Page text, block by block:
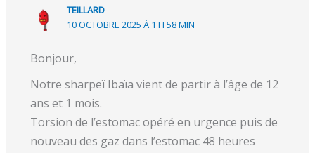
TEILLARD
10 OCTOBRE 2025 À 1 H 58 MIN
Bonjour,
Notre sharpeï Ibaïa vient de partir à l’âge de 12
ans et 1 mois.
Torsion de l’estomac opéré en urgence puis de
nouveau des gaz dans l’estomac 48 heures